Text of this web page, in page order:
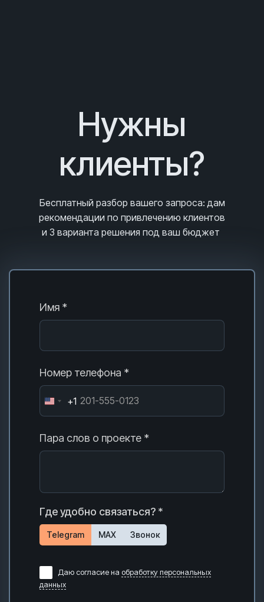
Нужны
клиенты?
Бесплатный разбор вашего запроса: дам
рекомендации по привлечению клиентов
и 3 варианта решения под ваш бюджет
Имя *
Номер телефона *
+1
Пара слов о проекте *
Где удобно связаться? *
Telegram MAX Звонок
Даю согласие на обработку персональных
данных